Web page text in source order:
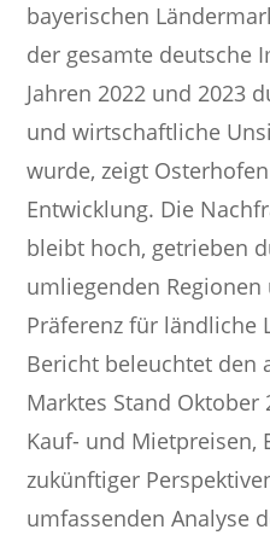
bayerischen
der gesamte deutsche
Jahren 2022 und 2023
und wirtschaftliche
wurde, zeigt
Entwicklung. Die
bleibt hoch, getrieben
umliegenden
Präferenz für ländliche
Bericht beleuchtet den
Marktes Stand Oktober
Kauf- und Mietpreisen,
zukünftiger
umfassenden Analyse